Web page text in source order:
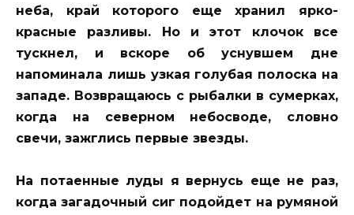
неба, край которого еще хранил ярко-
красные разливы. Но и этот клочок все
тускнел, и вскоре об уснувшем дне
напоминала лишь узкая голубая полоска на
западе. Возвращаюсь с рыбалки в сумерках,
когда на северном небосводе, словно
свечи, зажглись первые звезды.
На потаенные луды я вернусь еще не раз,
когда загадочный сиг подойдет на румяной